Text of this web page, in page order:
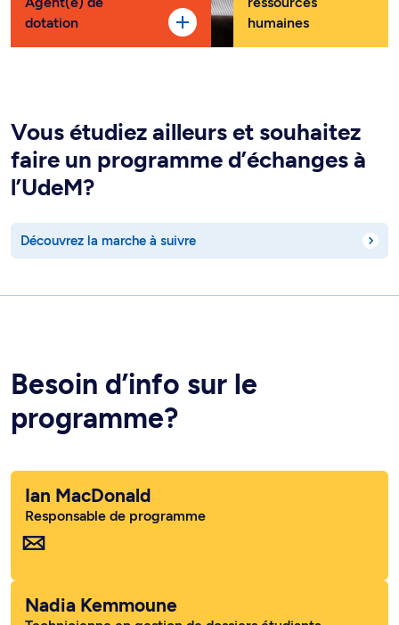
dotation
humaines
Vous étudiez ailleurs et souhaitez
faire un programme d’échanges à
l’UdeM?
Découvrez la marche à suivre
Besoin d’info sur le
programme?
Ian MacDonald
Responsable de programme
Nadia Kemmoune